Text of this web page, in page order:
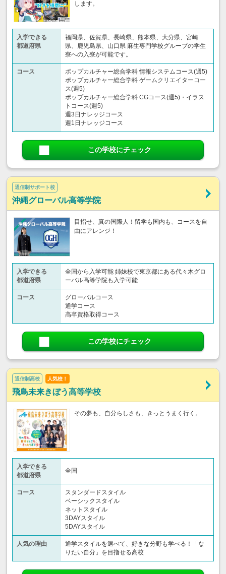
します。
入学できる
都道府県
福岡県、佐賀県、長崎県、熊本県、大分県、宮崎
県、鹿児島県、山口県 麻生専門学校グループの学生
寮への入寮が可能です。
コース
ポップカルチャー総合学科 情報システムコース(週5)
ポップカルチャー総合学科 ゲームクリエイターコー
ス(週5)
ポップカルチャー総合学科 CGコース(週5)・イラス
トコース(週5)
週3日ナレッジコース
週1日ナレッジコース
この学校にチェック
通信制サポート校
沖縄グローバル高等学院
目指せ、真の国際人！留学も国内も、コースを自
由にアレンジ！
入学できる
都道府県
全国から入学可能 姉妹校で東京都にある代々木グロ
ーバル高等学院も入学可能
コース
グローバルコース
通学コース
高卒資格取得コース
この学校にチェック
通信制高校 人気校！
飛鳥未来きぼう高等学校
その夢も、自分らしさも、きっとうまく行く。
入学できる
都道府県
全国
コース
スタンダードスタイル
ベーシックスタイル
ネットスタイル
3DAYスタイル
5DAYスタイル
人気の理由
通学スタイルを選べて、好きな分野も学べる！「な
りたい自分」を目指せる高校